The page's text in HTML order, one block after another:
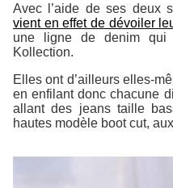
Avec l’aide de ses deux
vient en effet de dévoiler
une ligne de denim
Kollection.
Elles ont d’ailleurs elles-
en enfilant donc chacune
allant des jeans taille
hautes modèle boot cut,